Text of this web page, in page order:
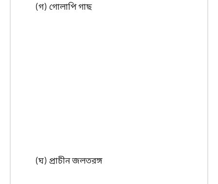
(গ) গোলাপি গাছ
(ঘ) প্রাচীন জলতরঙ্গ